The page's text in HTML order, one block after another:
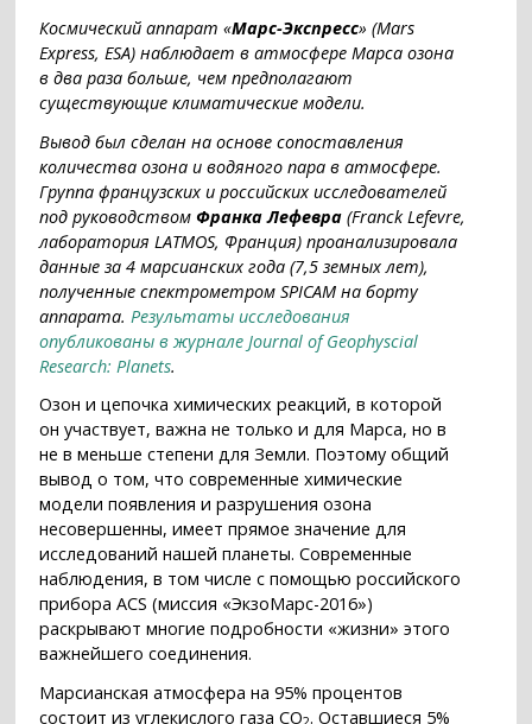
Космический аппарат «Марс-Экспресс» (Mars
Express, ESA) наблюдает в атмосфере Марса озона
в два раза больше, чем предполагают
существующие климатические модели.
Вывод был сделан на основе сопоставления
количества озона и водяного пара в атмосфере.
Группа французских и российских исследователей
под руководствомФранка Лефевра (Franck Lefevre,
лаборатория LATMOS, Франция) проанализировала
данные за 4 марсианских года (7,5 земных лет),
полученные спектрометром SPICAM на борту
аппарата. Результаты исследования
опубликованы в журнале Journal of Geophyscial
Research: Planets.
Озон и цепочка химических реакций, в которой
он участвует, важна не только и для Марса, но в
не в меньше степени для Земли. Поэтому общий
вывод о том, что современные химические
модели появления и разрушения озона
несовершенны, имеет прямое значение для
исследований нашей планеты. Современные
наблюдения, в том числе с помощью российского
прибора ACS (миссия «ЭкзоМарс-2016»)
раскрывают многие подробности «жизни» этого
важнейшего соединения.
Марсианская атмосфера на 95% процентов
состоит из углекислого газа CO . Оставшиеся 5%